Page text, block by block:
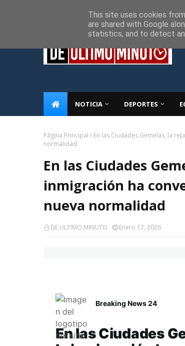
NOTICIA DEPORTES
Página Principal
En las Ciudades Gemelas, la
normalidad
En las Ciudades
inmigración ha
nueva normalidad
DE ULTIMO MINUTO Enero 17, 2026
Breaking News 24
En las Ciudades
This site uses cookies
are shared with Google
statistics, and to detect